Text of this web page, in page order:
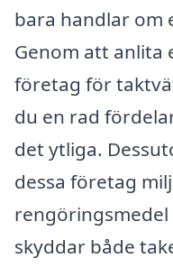
bara handlar om
Genom att anlita
företag för
du en rad
det ytliga.
dessa företag
skyddar både